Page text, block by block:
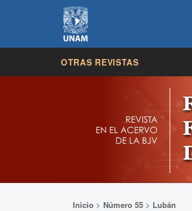
OTRAS REVISTAS
Inicio > Número 55 > Lubán